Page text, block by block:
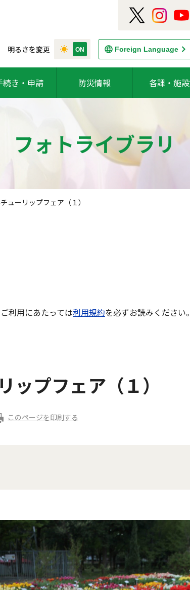
明るさを変更 Foreign Language
続き・申請 防災情報 各課・施設
フォトライブラリ
ューリップフェア（１）
利用にあたっては利用規約を必ずお読みください。
ップフェア（１）
このページを印刷する